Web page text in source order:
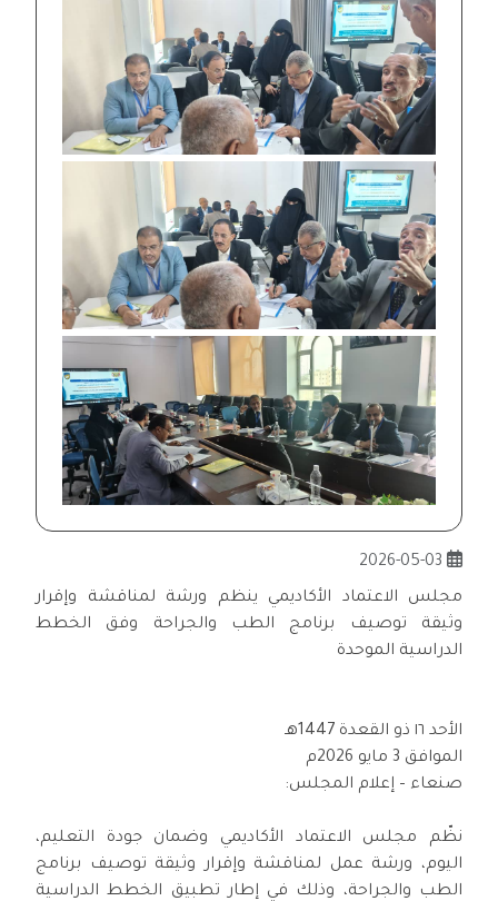
مجلس الاعتماد الأكاديمي ينظم ورشة لمناقشة وإقرار
وثيقة توصيف برنامج الطب والجراحة وفق الخطط
الدراسية الموحدة
الأحد ١٦ ذو القعدة 1447هـ
الموافق 3 مايو 2026م
صنعاء – إعلام المجلس:
نظّم مجلس الاعتماد الأكاديمي وضمان جودة التعليم،
اليوم، ورشة عمل لمناقشة وإقرار وثيقة توصيف برنامج
الطب والجراحة، وذلك في إطار تطبيق الخطط الدراسية